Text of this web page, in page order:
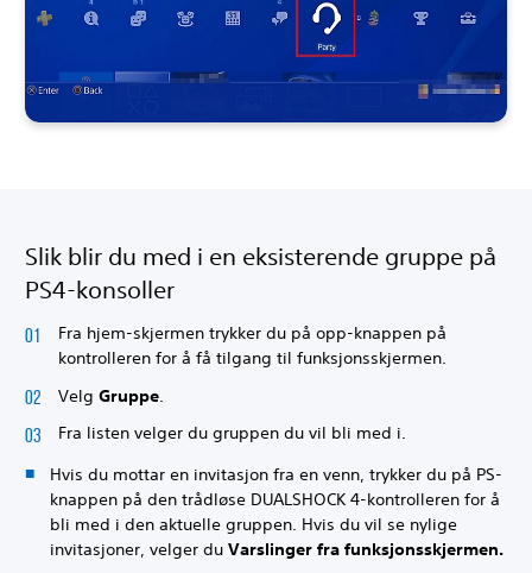
Slik blir du med i en eksisterende gruppe på
PS4-konsoller
Fra hjem-skjermen trykker du på opp-knappen på
kontrolleren for å få tilgang til funksjonsskjermen.
Velg Gruppe
Fra listen velger du gruppen du vil bli med i.
Hvis du mottar en invitasjon fra en venn, trykker du på PS-
knappen på den trådløse DUALSHOCK 4-kontrolleren for å
bli med i den aktuelle gruppen. Hvis du vil se nylige
invitasjoner, velger du Varslinger fra funksjonsskjermen.